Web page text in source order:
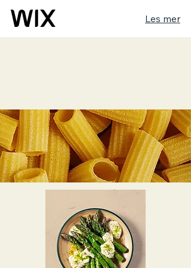
Les mer